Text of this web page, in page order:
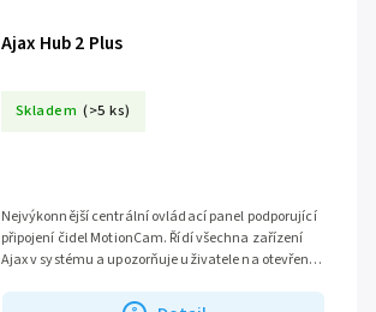
Ajax Hub 2 Plus
Skladem (>5 ks)
Nejvýkonnější centrální ovládací panel podporující
připojení čidel MotionCam. Řídí všechna zařízení
Ajax v systému a upozorňuje uživatele na otevřené